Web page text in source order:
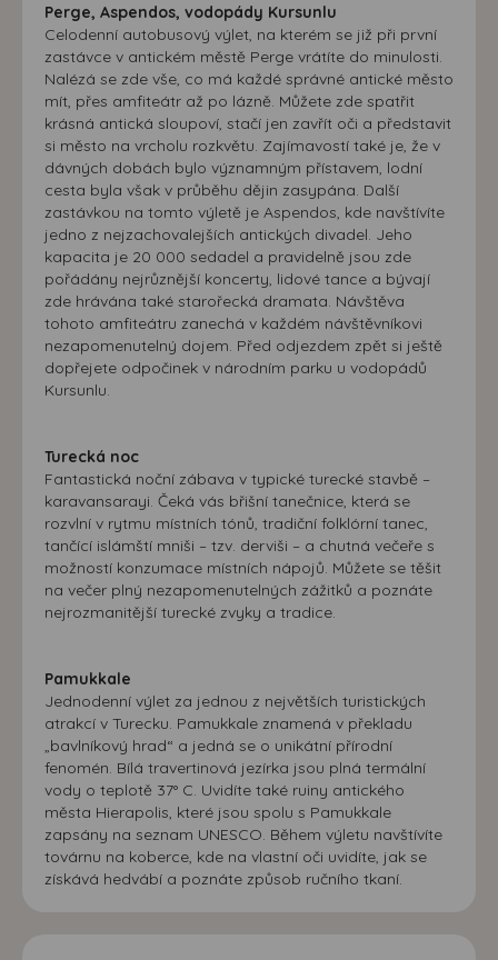
Perge, Aspendos, vodopády Kursunlu
Celodenní autobusový výlet, na kterém se již při první
zastávce v antickém městě Perge vrátíte do minulosti.
Nalézá se zde vše, co má každé správné antické město
mít, přes amfiteátr až po lázně. Můžete zde spatřit
krásná antická sloupoví, stačí jen zavřít oči a představit
si město na vrcholu rozkvětu. Zajímavostí také je, že v
dávných dobách bylo významným přístavem, lodní
cesta byla však v průběhu dějin zasypána. Další
zastávkou na tomto výletě je Aspendos, kde navštívíte
jedno z nejzachovalejších antických divadel. Jeho
kapacita je 20 000 sedadel a pravidelně jsou zde
pořádány nejrůznější koncerty, lidové tance a bývají
zde hrávána také starořecká dramata. Návštěva
tohoto amfiteátru zanechá v každém návštěvníkovi
nezapomenutelný dojem. Před odjezdem zpět si ještě
dopřejete odpočinek v národním parku u vodopádů
Kursunlu.
Turecká noc
Fantastická noční zábava v typické turecké stavbě –
karavansarayi. Čeká vás břišní tanečnice, která se
rozvlní v rytmu místních tónů, tradiční folklórní tanec,
tančící islámští mniši – tzv. derviši – a chutná večeře s
možností konzumace místních nápojů. Můžete se těšit
na večer plný nezapomenutelných zážitků a poznáte
nejrozmanitější turecké zvyky a tradice.
Pamukkale
Jednodenní výlet za jednou z největších turistických
atrakcí v Turecku. Pamukkale znamená v překladu
„bavlníkový hrad“ a jedná se o unikátní přírodní
fenomén. Bílá travertinová jezírka jsou plná termální
vody o teplotě 37° C. Uvidíte také ruiny antického
města Hierapolis, které jsou spolu s Pamukkale
zapsány na seznam UNESCO. Během výletu navštívíte
továrnu na koberce, kde na vlastní oči uvidíte, jak se
získává hedvábí a poznáte způsob ručního tkaní.